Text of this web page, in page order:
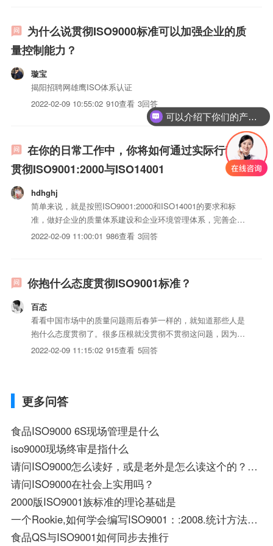
为什么说贯彻ISO9000标准可以加强企业的质
量控制能力？
璇宝
揭阳招聘网雄鹰ISO体系认证
2022-02-09 10:55:02 910查看 3回答
在你的日常工作中，你将如何通过实际行动来
贯彻ISO9001:2000与ISO14001
hdhghj
简单来说，就是按照ISO9001:2000和ISO14001的要求和标
准，做好企业的质量体系建设和企业环境管理体系，完善企业
的现场管理，导入6S管理和，做好企业的安全生产和环境保护
2022-02-09 11:00:01 986查看 3回答
你抱什么态度贯彻ISO9001标准？
百态
看看中国市场中的质量问题雨后春笋一样的，就知道那些人是
抱什么态度贯彻了。很多压根就没贯彻不贯彻这问题，因为只
是花钱办个证书对付对付客户而已。
2022-02-09 11:15:02 915查看 5回答
更多问答
食品ISO9000 6S现场管理是什么
iso9000现场终审是指什么
请问ISO9000怎么读好，或是老外是怎么读这个的？是读ISO nighty hundred吗？
请问ISO9000在社会上实用吗？
2000版ISO9001族标准的理论基础是
一个Rookie,如何学会编写ISO9001：:2008.统计方法能应用到么？
食品QS与ISO9001如何同步去推行
可以介绍下你们的产品么？
你们是怎么收费的呢？